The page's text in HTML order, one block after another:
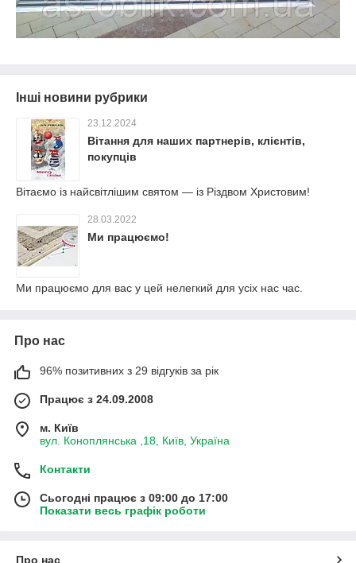
Інші новини рубрики
23.12.2024
Вітання для наших партнерів, клієнтів,
покупців
Вітаємо із найсвітлішим святом — із Різдвом Христовим!
28.03.2022
Ми працюємо!
Ми працюємо для вас у цей нелегкий для усіх нас час.
Про нас
96% позитивних з 29 відгуків за рік
Працює з 24.09.2008
м. Київ
вул. Коноплянська ,18, Київ, Україна
Контакти
Сьогодні працює з 09:00 до 17:00
Показати весь графік роботи
Про нас